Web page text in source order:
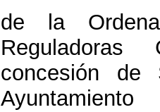
de la
concesión de